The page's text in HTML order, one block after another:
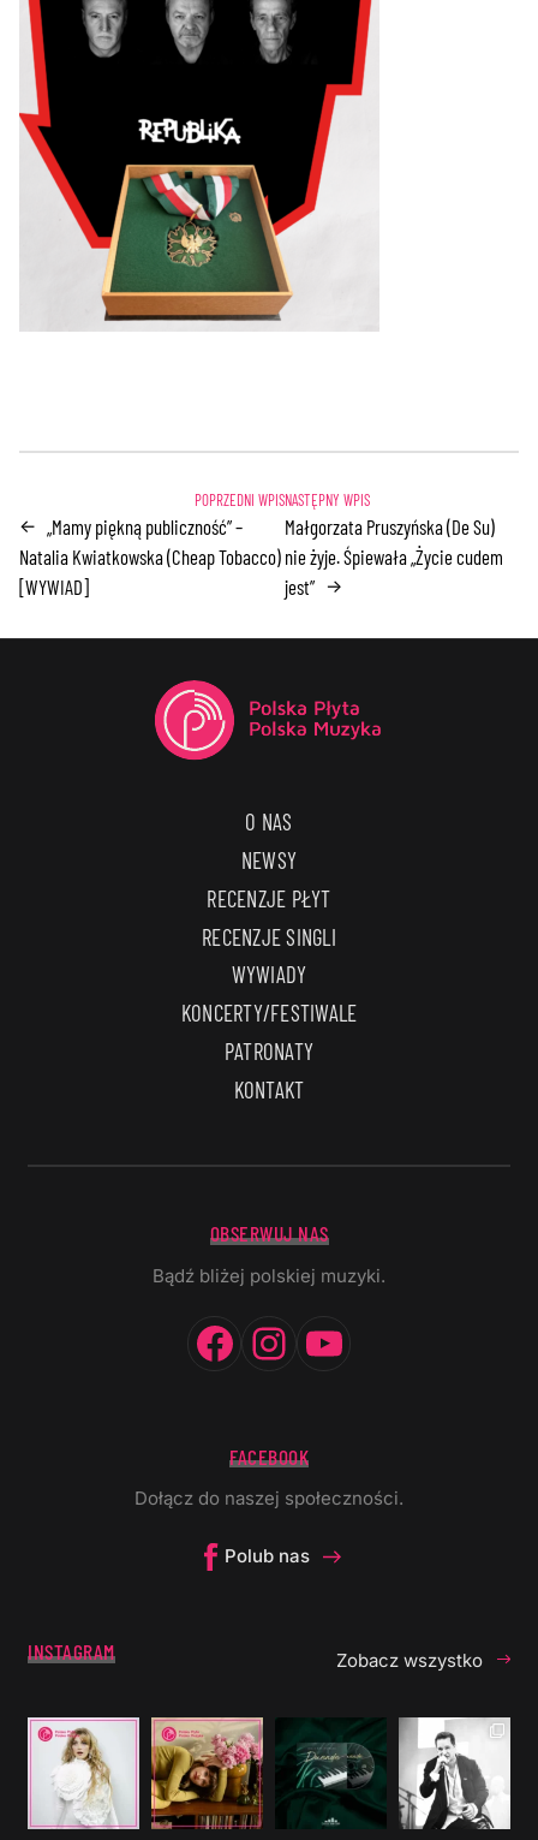
←
„Mamy piękną publiczność” –
Natalia Kwiatkowska (Cheap Tobacco)
[WYWIAD]
Małgorzata Pruszyńska (De Su)
nie żyje. Śpiewała „Życie cudem
jest” →
O NAS
NEWSY
RECENZJE PŁYT
RECENZJE SINGLI
WYWIADY
KONCERTY/FESTIWALE
PATRONATY
KONTAKT
OBSERWUJ NAS
Bądź bliżej polskiej muzyki.
Facebook
Instagram
FACEBOOK
Dołącz do naszej społeczności.
Polub nas
INSTAGRAM Zobacz wszystko